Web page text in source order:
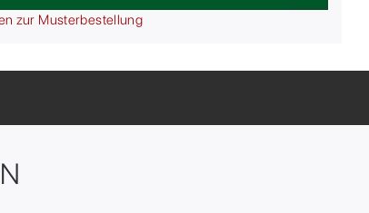
zur Musterbestellung